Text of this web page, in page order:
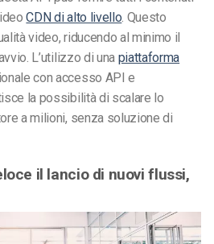
CDN di alto livello. Questo
video, riducendo al minimo il
L’utilizzo di una piattaforma
con accesso API e
la possibilità di scalare lo
a milioni, senza soluzione di
il lancio di nuovi flussi,